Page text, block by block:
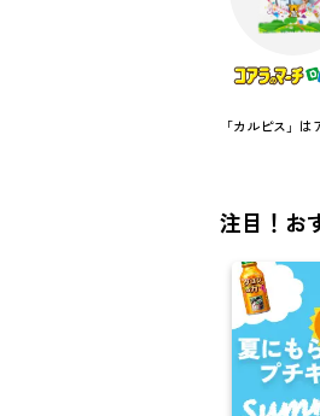
「カルピス」
注目！お